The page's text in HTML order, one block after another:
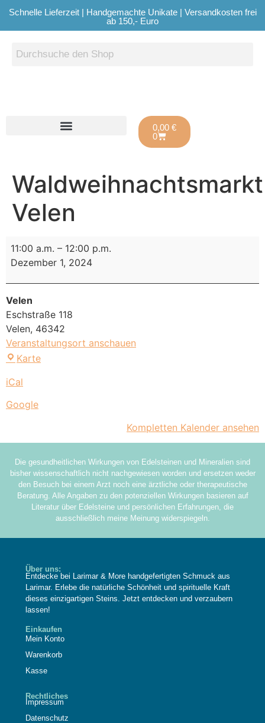
Schnelle Lieferzeit | Handgemachte Unikate | Versandkosten frei
ab 150,- Euro
0,00 €
0
Waldweihnachtsmarkt
Velen
11:00 a.m. – 12:00 p.m.
Dezember 1, 2024
Velen
Eschstraße 118
Velen, 46342
Veranstaltungsort anschauen
Karte
iCal
Google
Kompletten Kalender ansehen
Die gesundheitlichen Wirkungen von Edelsteinen und Mineralien sind
bisher wissenschaftlich nicht nachgewiesen worden und ersetzen weder
den Besuch bei einem Arzt noch eine ärztliche oder therapeutische
Beratung. Alle Angaben zu den potenziellen Wirkungen basieren auf
Literatur über Edelsteine und persönlichen Erfahrungen, die
ausschließlich meine Meinung widerspiegeln.
Über uns:
Entdecke bei Larimar & More handgefertigten Schmuck aus
Larimar. Erlebe die natürliche Schönheit und spirituelle Kraft
dieses einzigartigen Steins. Jetzt entdecken und verzaubern
lassen!
Einkaufen
Mein Konto
Warenkorb
Kasse
Rechtliches
Impressum
Datenschutz